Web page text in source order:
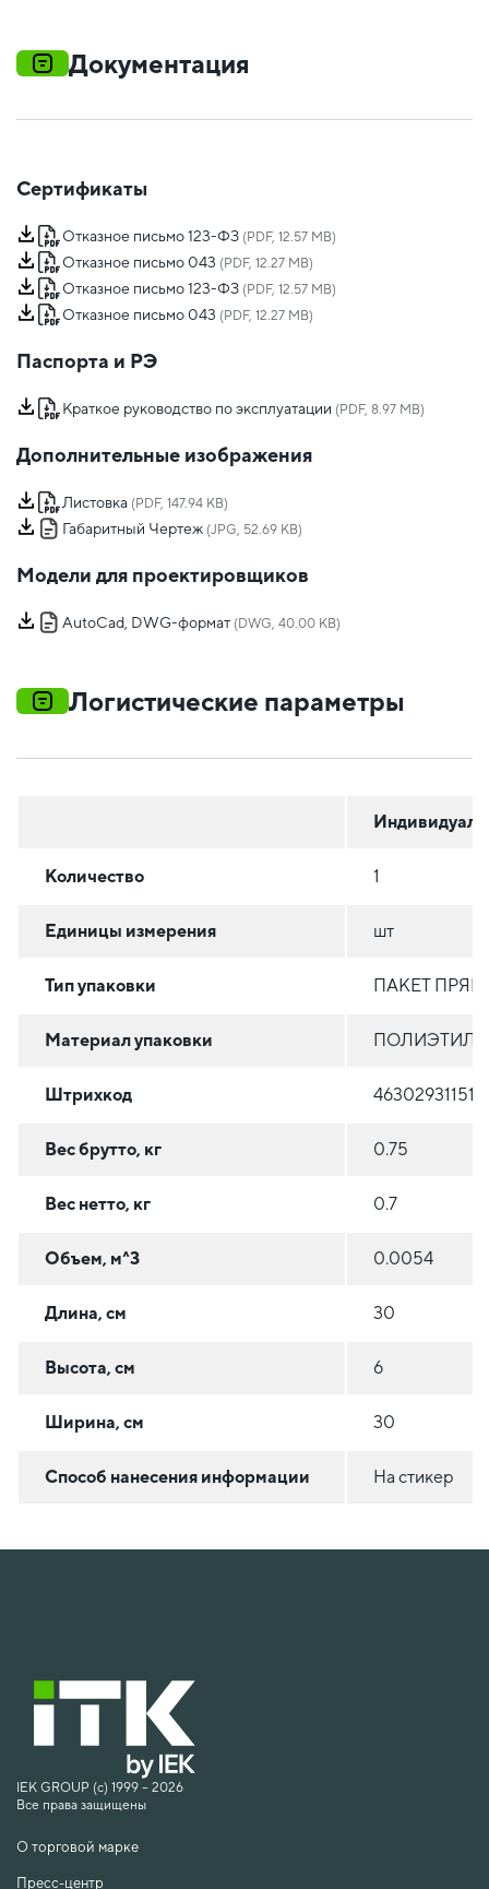
Документация
Сертификаты
Отказное письмо 123-ФЗ (PDF, 12.57 MB)
Отказное письмо 043 (PDF, 12.27 MB)
Отказное письмо 123-ФЗ (PDF, 12.57 MB)
Отказное письмо 043 (PDF, 12.27 MB)
Паспорта и РЭ
Краткое руководство по эксплуатации (PDF, 8.97 MB)
Дополнительные изображения
Листовка (PDF, 147.94 KB)
Габаритный Чертеж (JPG, 52.69 KB)
Модели для проектировщиков
AutoCad, DWG-формат (DWG, 40.00 KB)
Логистические параметры
Количество 1
Единицы измерения шт
Тип упаковки ПАКЕТ
Материал упаковки
Штрихкод
Вес брутто, кг 0.75
Вес нетто, кг 0.7
Объем, м^3 0.0054
Длина, см 30
Высота, см 6
Ширина, см 30
Способ нанесения информации На стикер
IEK GROUP (c) 1999 – 2026
Все права защищены
О торговой марке
Пресс-центр